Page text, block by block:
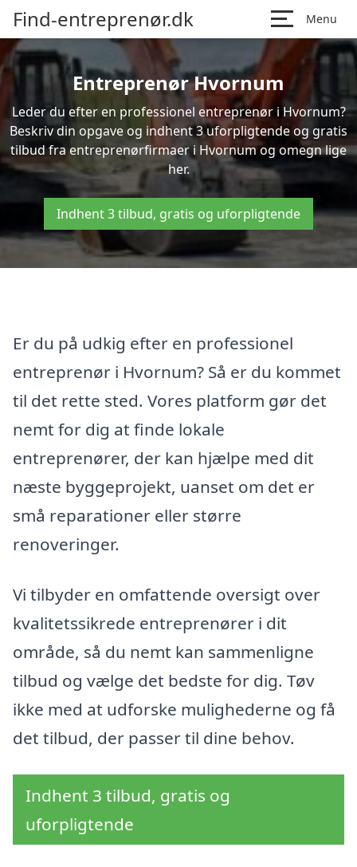
Find-entreprenør.dk Menu
Entreprenør Hvornum
Leder du efter en professionel entreprenør i Hvornum?
Beskriv din opgave og indhent 3 uforpligtende og gratis
tilbud fra entreprenørfirmaer i Hvornum og omegn lige
her.
Indhent 3 tilbud, gratis og uforpligtende
Er du på udkig efter en professionel
entreprenør i Hvornum? Så er du kommet
til det rette sted. Vores platform gør det
nemt for dig at finde lokale
entreprenører, der kan hjælpe med dit
næste byggeprojekt, uanset om det er
små reparationer eller større
renoveringer.
Vi tilbyder en omfattende oversigt over
kvalitetssikrede entreprenører i dit
område, så du nemt kan sammenligne
tilbud og vælge det bedste for dig. Tøv
ikke med at udforske mulighederne og få
det tilbud, der passer til dine behov.
Indhent 3 tilbud, gratis og
uforpligtende